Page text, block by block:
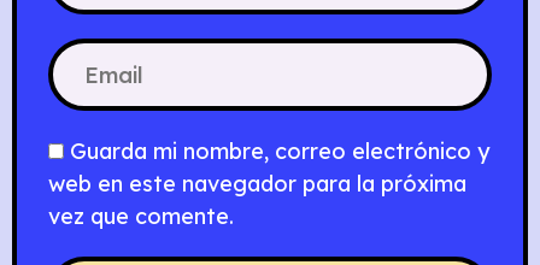
Guarda mi nombre, correo electrónico y
web en este navegador para la próxima
vez que comente.